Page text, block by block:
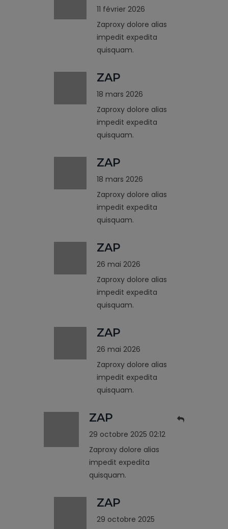
11 février 2026
Zaproxy dolore alias
impedit expedita
quisquam.
ZAP
18 mars 2026
Zaproxy dolore alias
impedit expedita
quisquam.
ZAP
18 mars 2026
Zaproxy dolore alias
impedit expedita
quisquam.
ZAP
26 mai 2026
Zaproxy dolore alias
impedit expedita
quisquam.
ZAP
26 mai 2026
Zaproxy dolore alias
impedit expedita
quisquam.
ZAP
29 octobre 2025 02:12
Zaproxy dolore alias
impedit expedita
quisquam.
ZAP
29 octobre 2025